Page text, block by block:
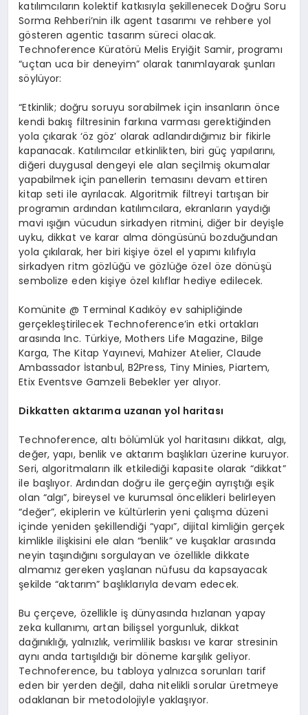
katılımcıların kolektif katkısıyla şekillenecek Doğru Soru
Sorma Rehberi’nin ilk agent tasarımı ve rehbere yol
gösteren agentic tasarım süreci olacak.
Technoference Küratörü Melis Eryiğit Samir, programı
“uçtan uca bir deneyim” olarak tanımlayarak şunları
söylüyor:
“Etkinlik; doğru soruyu sorabilmek için insanların önce
kendi bakış filtresinin farkına varması gerektiğinden
yola çıkarak ‘öz göz’ olarak adlandırdığımız bir fikirle
kapanacak. Katılımcılar etkinlikten, biri güç yapılarını,
diğeri duygusal dengeyi ele alan seçilmiş okumalar
yapabilmek için panellerin temasını devam ettiren
kitap seti ile ayrılacak. Algoritmik filtreyi tartışan bir
programın ardından katılımcılara, ekranların yaydığı
mavi ışığın vücudun sirkadyen ritmini, diğer bir deyişle
uyku, dikkat ve karar alma döngüsünü bozduğundan
yola çıkılarak, her biri kişiye özel el yapımı kılıfıyla
sirkadyen ritm gözlüğü ve gözlüğe özel öze dönüşü
sembolize eden kişiye özel kılıflar hediye edilecek.
Komünite @ Terminal Kadıköy ev sahipliğinde
gerçekleştirilecek Technoference’in etki ortakları
arasında Inc. Türkiye, Mothers Life Magazine, Bilge
Karga, The Kitap Yayınevi, Mahizer Atelier, Claude
Ambassador İstanbul, B2Press, Tiny Minies, Piartem,
Etix Eventsve Gamzeli Bebekler yer alıyor.
Dikkatten aktarıma uzanan yol haritası
Technoference, altı bölümlük yol haritasını dikkat, algı,
değer, yapı, benlik ve aktarım başlıkları üzerine kuruyor.
Seri, algoritmaların ilk etkilediği kapasite olarak “dikkat”
ile başlıyor. Ardından doğru ile gerçeğin ayrıştığı eşik
olan “algı”, bireysel ve kurumsal öncelikleri belirleyen
“değer”, ekiplerin ve kültürlerin yeni çalışma düzeni
içinde yeniden şekillendiği “yapı”, dijital kimliğin gerçek
kimlikle ilişkisini ele alan “benlik” ve kuşaklar arasında
neyin taşındığını sorgulayan ve özellikle dikkate
almamız gereken yaşlanan nüfusu da kapsayacak
şekilde “aktarım” başlıklarıyla devam edecek.
Bu çerçeve, özellikle iş dünyasında hızlanan yapay
zeka kullanımı, artan bilişsel yorgunluk, dikkat
dağınıklığı, yalnızlık, verimlilik baskısı ve karar stresinin
aynı anda tartışıldığı bir döneme karşılık geliyor.
Technoference, bu tabloya yalnızca sorunları tarif
eden bir yerden değil, daha nitelikli sorular üretmeye
odaklanan bir metodolojiyle yaklaşıyor.